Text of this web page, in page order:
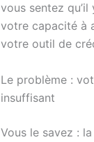
vous sentez
votre capacité à
votre outil de
Le problème :
insuffisant
Vous le savez :